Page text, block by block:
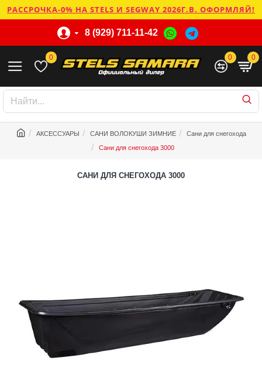
РАССРОЧКА-0% НА STELS И SEGWAY 2026Г.В. ОФОРМЛЯЙ!
8 (929) 711-11-42
0 0 0
АКСЕССУАРЫ САНИ ВОЛОКУШИ ЗИМНИЕ
Сани для снегохода
Сани для снегохода 3000
САНИ ДЛЯ СНЕГОХОДА 3000